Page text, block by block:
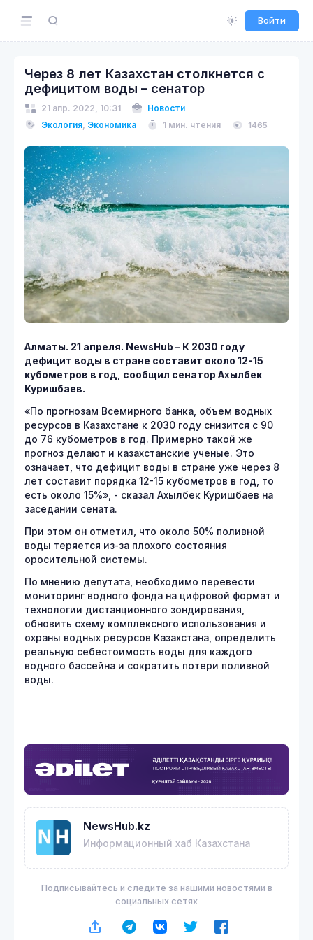
Войти
Через 8 лет Казахстан столкнется с
дефицитом воды – сенатор
21 апр. 2022, 10:31
Новости
Экология, Экономика 1 мин. чтения 1465
Алматы. 21 апреля. NewsHub – К 2030 году
дефицит воды в стране составит около 12-15
кубометров в год, сообщил сенатор Ахылбек
Куришбаев.
«По прогнозам Всемирного банка, объем водных
ресурсов в Казахстане к 2030 году снизится с 90
до 76 кубометров в год. Примерно такой же
прогноз делают и казахстанские ученые. Это
означает, что дефицит воды в стране уже через 8
лет составит порядка 12-15 кубометров в год, то
есть около 15%», - сказал Ахылбек Куришбаев на
заседании сената.
При этом он отметил, что около 50% поливной
воды теряется из-за плохого состояния
оросительной системы.
По мнению депутата, необходимо перевести
мониторинг водного фонда на цифровой формат и
технологии дистанционного зондирования,
обновить схему комплексного использования и
охраны водных ресурсов Казахстана, определить
реальную себестоимость воды для каждого
водного бассейна и сократить потери поливной
воды.
NewsHub.kz
Информационный хаб Казахстана
Подписывайтесь и следите за нашими новостями в
социальных сетях